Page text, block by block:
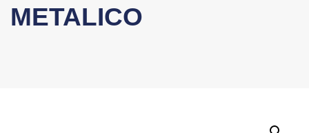
METALICO